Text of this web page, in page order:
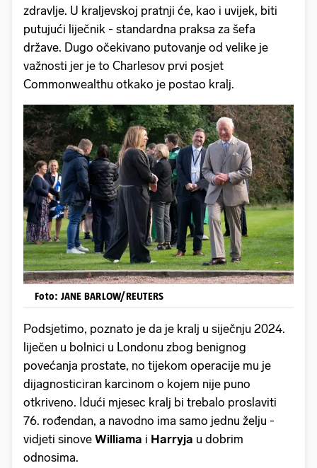
zdravlje. U kraljevskoj pratnji će, kao i uvijek, biti
putujući liječnik - standardna praksa za šefa
države. Dugo očekivano putovanje od velike je
važnosti jer je to Charlesov prvi posjet
Commonwealthu otkako je postao kralj.
Foto: JANE BARLOW/REUTERS
Podsjetimo, poznato je da je kralj u siječnju 2024.
liječen u bolnici u Londonu zbog benignog
povećanja prostate, no tijekom operacije mu je
dijagnosticiran karcinom o kojem nije puno
otkriveno. Idući mjesec kralj bi trebalo proslaviti
76. rođendan, a navodno ima samo jednu želju -
vidjeti sinove Williama i Harryja u dobrim
odnosima.